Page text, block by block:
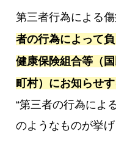
第三者行為による傷
者の行為によって
健康保険組合等（
町村）にお知らせ
“第三者の行為によ
のようなものが挙げ